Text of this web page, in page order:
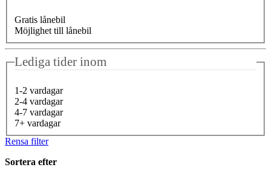
Gratis lånebil
Möjlighet till lånebil
Lediga tider inom
1-2 vardagar
2-4 vardagar
4-7 vardagar
7+ vardagar
Rensa filter
Sortera efter